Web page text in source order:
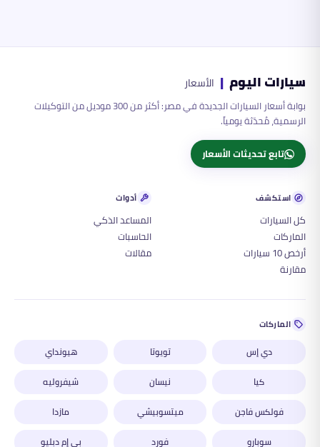
سيارات اليوم | الأسعار
بوابة أسعار السيارات الجديدة في مصر: أكثر من 300 موديل من التوكيلات
الرسمية، مُحدّثة يومياً.
تابع تحديثات الأسعار
استكشف
كل السيارات
الماركات
أرخص 10 سيارات
مقارنة
أدوات
المساعد الذكي
الحاسبات
مقالات
الماركات
دي إس تويوتا
هيونداي
كيا
نيسان
شيفروليه
فولكس فاجن
ميتسوبيشي
مازدا
سوبارو
فورد بي إم دبليو